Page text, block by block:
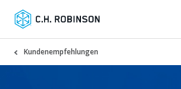
Kundenempfehlungen